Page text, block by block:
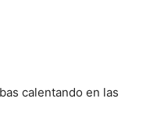
calentando en las